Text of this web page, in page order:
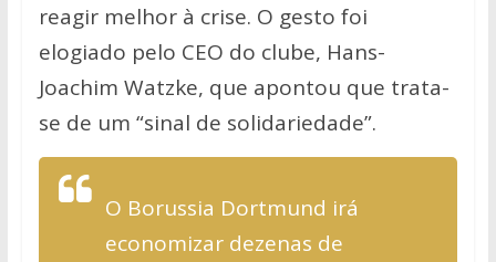
reagir melhor à crise. O gesto foi
elogiado pelo CEO do clube, Hans-
Joachim Watzke, que apontou que trata-
se de um “sinal de solidariedade”.
O Borussia Dortmund irá
economizar dezenas de